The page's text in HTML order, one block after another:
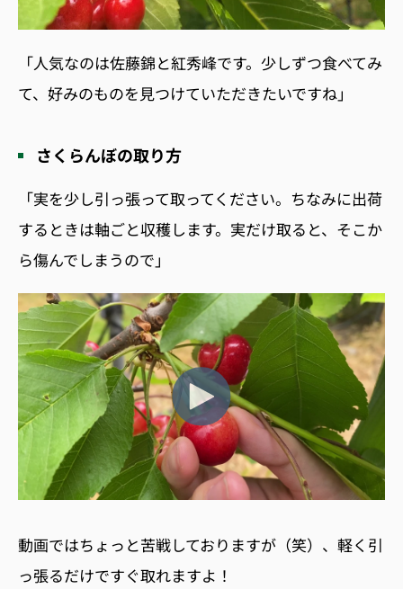
「人気なのは佐藤錦と紅秀峰です。少しずつ食べてみ
て、好みのものを見つけていただきたいですね」
さくらんぼの取り方
「実を少し引っ張って取ってください。ちなみに出荷
するときは軸ごと収穫します。実だけ取ると、そこか
ら傷んでしまうので」
動画ではちょっと苦戦しておりますが（笑）、軽く引
っ張るだけですぐ取れますよ！